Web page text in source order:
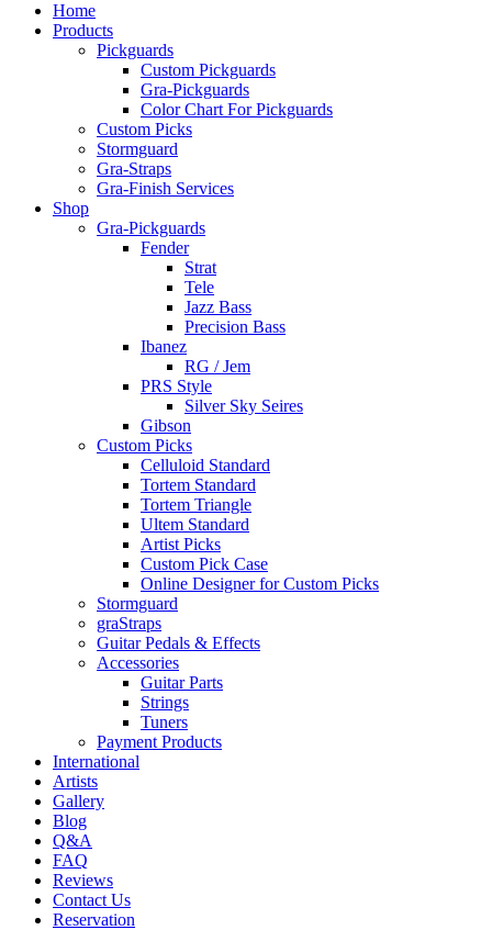
Home
Products
Pickguards
Custom Pickguards
Gra-Pickguards
Color Chart For Pickguards
Custom Picks
Stormguard
Gra-Straps
Gra-Finish Services
Shop
Gra-Pickguards
Fender
Strat
Tele
Jazz Bass
Precision Bass
Ibanez
RG / Jem
PRS Style
Silver Sky Seires
Gibson
Custom Picks
Celluloid Standard
Tortem Standard
Tortem Triangle
Ultem Standard
Artist Picks
Custom Pick Case
Online Designer for Custom Picks
Stormguard
graStraps
Guitar Pedals & Effects
Accessories
Guitar Parts
Strings
Tuners
Payment Products
International
Artists
Gallery
Blog
Q&A
FAQ
Reviews
Contact Us
Reservation